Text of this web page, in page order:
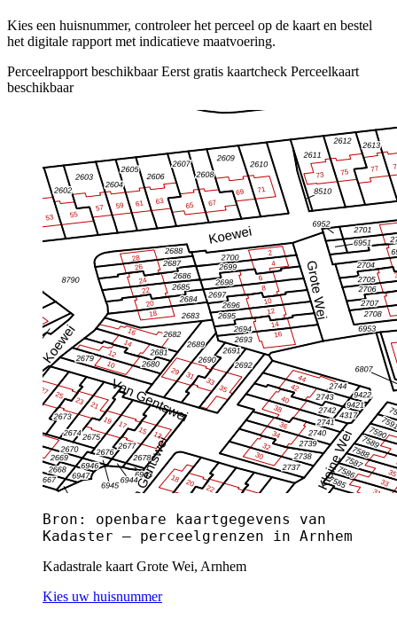
Kies een huisnummer, controleer het perceel op de kaart en bestel
het digitale rapport met indicatieve maatvoering.
Perceelrapport beschikbaar Eerst gratis kaartcheck Perceelkaart
beschikbaar
Bron: openbare kaartgegevens van
Kadaster — perceelgrenzen in Arnhem
Kadastrale kaart Grote Wei, Arnhem
Kies uw huisnummer